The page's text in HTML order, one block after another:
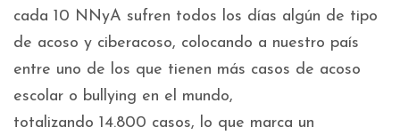
cada 10 NNyA sufren todos los días algún de tipo
de acoso y ciberacoso, colocando a nuestro país
entre uno de los que tienen más casos de acoso
escolar o bullying en el mundo,
totalizando 14.800 casos, lo que marca un